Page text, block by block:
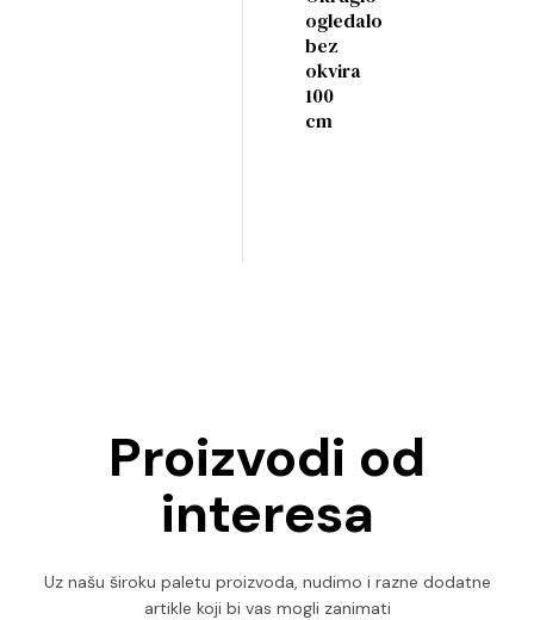
ogledalo
bez
okvira
100
cm
Proizvodi od
interesa
Uz našu široku paletu proizvoda, nudimo i razne dodatne
artikle koji bi vas mogli zanimati